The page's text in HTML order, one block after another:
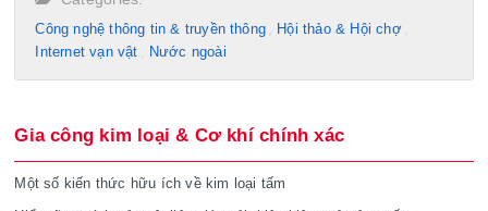
Công nghệ thông tin & truyền thông
Hội thảo & Hội chợ
Internet vạn vật
Nước ngoài
Gia công kim loại & Cơ khí chính xác
Một số kiến thức hữu ích về kim loại tấm